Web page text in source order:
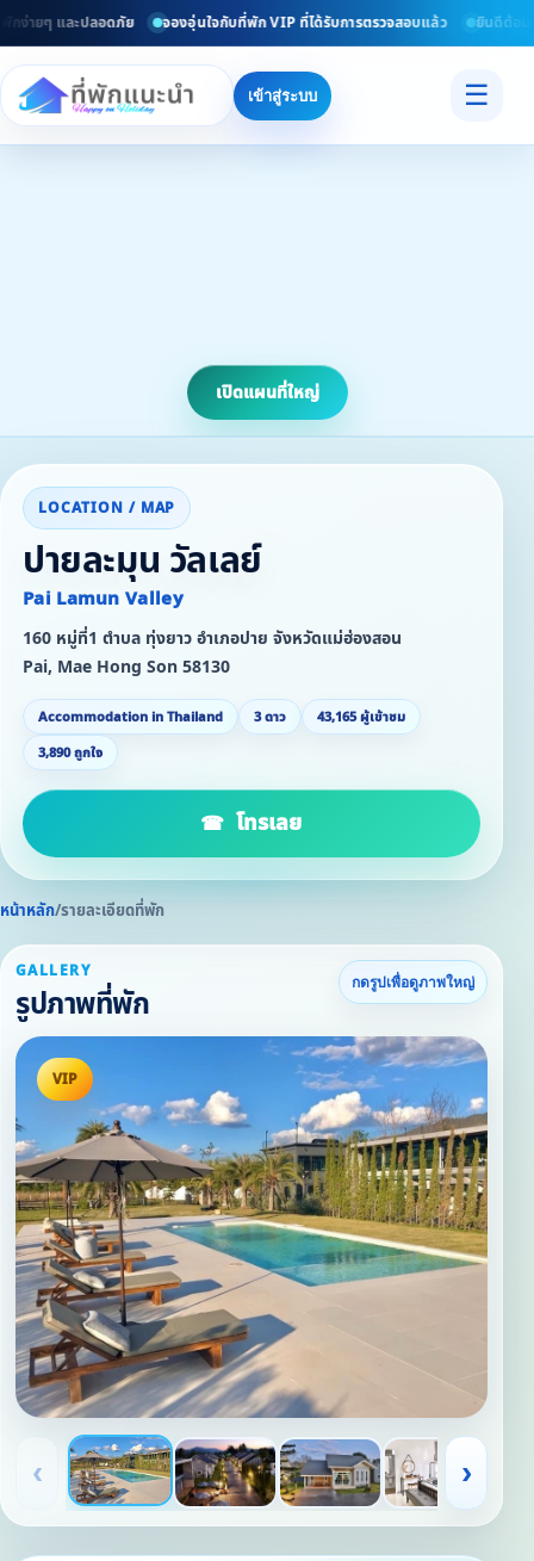
รวมที่พักทั่วไทยอัพเดททุกวัน ค้นหาที่พักง่ายๆ และปลอดภัย จองอุ่นใจกับที่พัก
เข้าสู่ระบบ ☰
เปิดแผนที่ใหญ่
LOCATION / MAP
ปายละมุน วัลเลย์
Pai Lamun Valley
160 หมู่ที่1 ตำบล ทุ่งยาว อำเภอปาย จังหวัดแม่ฮ่องสอน
Pai, Mae Hong Son 58130
Accommodation in Thailand 3 ดาว
43,165 ผู้เข้าชม
3,890 ถูกใจ
โทรเลย
หน้าหลัก/รายละเอียดที่พัก
GALLERY
รูปภาพที่พัก
กดรูปเพื่อดูภาพใหญ่
VIP
‹ ›